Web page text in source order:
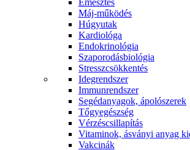
Emésztés
Máj-működés
Húgyutak
Kardiológa
Endokrinológia
Szaporodásbiológia
Stresszcsökkentés
Idegrendszer
Immunrendszer
Segédanyagok, ápolószerek
Tőgyegészség
Vérzéscsillapítás
Vitaminok, ásványi anyag
Vakcinák